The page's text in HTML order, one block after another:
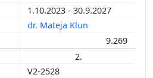
1.10.2023 - 30.9.2027
dr. Mateja Klun
9.269
2.
V2-2528